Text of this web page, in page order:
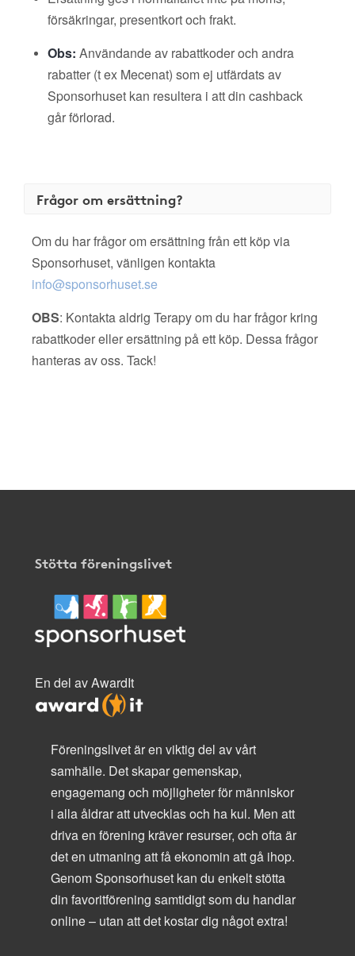
försäkringar, presentkort och frakt.
Obs: Användande av rabattkoder och andra
rabatter (t ex Mecenat) som ej utfärdats av
Sponsorhuset kan resultera i att din cashback
går förlorad.
Frågor om ersättning?
Om du har frågor om ersättning från ett köp via
Sponsorhuset, vänligen kontakta
info@sponsorhuset.se
OBS: Kontakta aldrig Terapy om du har frågor kring
rabattkoder eller ersättning på ett köp. Dessa frågor
hanteras av oss. Tack!
Stötta föreningslivet
En del av AwardIt
Föreningslivet är en viktig del av vårt
samhälle. Det skapar gemenskap,
engagemang och möjligheter för människor
i alla åldrar att utvecklas och ha kul. Men att
driva en förening kräver resurser, och ofta är
det en utmaning att få ekonomin att gå ihop.
Genom Sponsorhuset kan du enkelt stötta
din favoritförening samtidigt som du handlar
online – utan att det kostar dig något extra!